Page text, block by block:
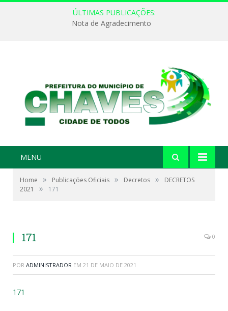
ÚLTIMAS PUBLICAÇÕES:
Nota de Agradecimento
MENU
Home » Publicações Oficiais » Decretos »
DECRETOS
2021
» 171
171 0
POR ADMINISTRADOR EM 21 DE MAIO DE 2021
171